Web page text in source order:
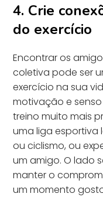
4. Crie
do exercício
Encontrar os
coletiva pode ser
exercício na sua
motivação e
treino muito mais
uma liga esportiva
ou ciclismo, ou
um amigo. O lado
manter o
um momento